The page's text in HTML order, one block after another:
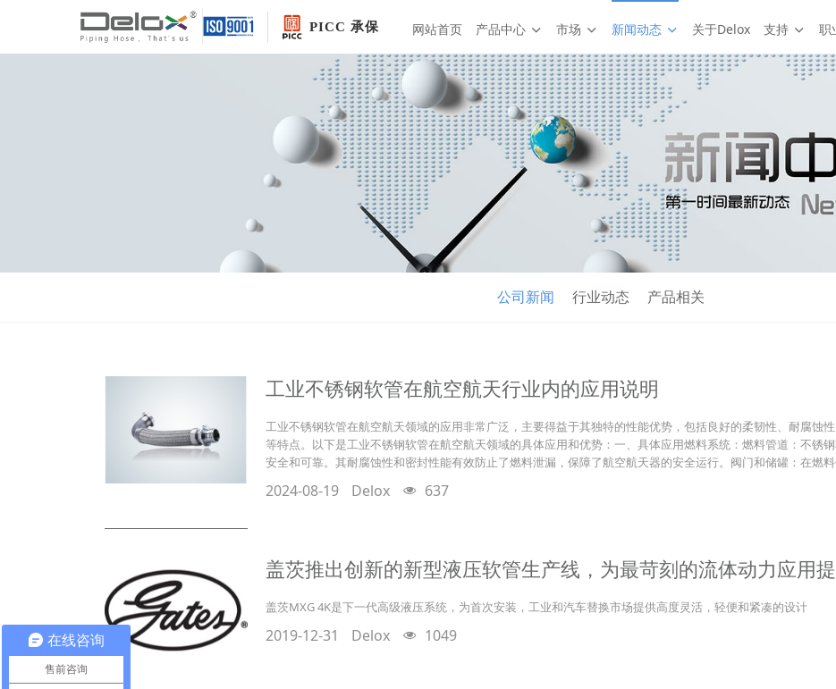
PICC 承保 网站首页 产品中心 市场 新闻动态 关于Delox 支持 职
公司新闻 行业动态 产品相关
工业不锈钢软管在航空航天行业内的应用说明
工业不锈钢软管在航空航天领域的应用非常广泛，主要得益于其独特的性能优势，包括良好的柔韧性、耐腐蚀
等特点。以下是工业不锈钢软管在航空航天领域的具体应用和优势：一、具体应用燃料系统：燃料管道：不锈
安全和可靠。其耐腐蚀性和密封性能有效防止了燃料泄漏，保障了航空航天器的安全运行。阀门和储罐：在燃
2024-08-19 Delox 637
盖茨推出创新的新型液压软管生产线，为最苛刻的流体动力应用
盖茨MXG 4K是下一代高级液压系统，为首次安装，工业和汽车替换市场提供高度灵活，轻便和紧凑的设计
2019-12-31 Delox 1049
在线咨询
售前咨询